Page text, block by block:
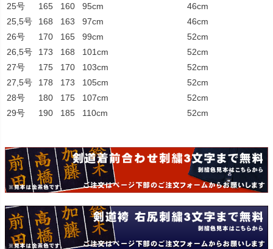
25号
165 160 95cm
46cm
25,5号
168 163 97cm
46cm
26号
170 165 99cm
52cm
26,5号
173 168 101cm
52cm
27号
175 170 103cm
52cm
27,5号
178 173 105cm
52cm
28号
180 175 107cm
52cm
29号
190 185 110cm 52cm